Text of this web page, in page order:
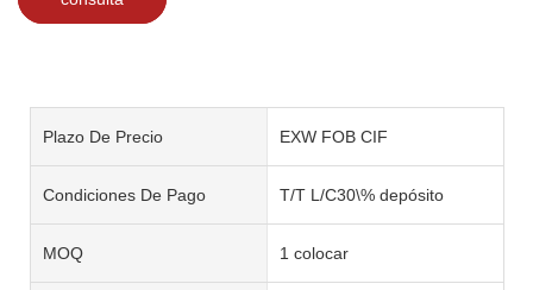
Plazo De Precio EXW FOB CIF
Condiciones De Pago T/T L/C30\% depósito
MOQ 1 colocar